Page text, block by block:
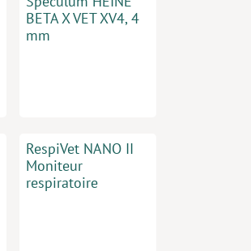
BETA X VET XV4, 4
mm
RespiVet NANO II
Moniteur
respiratoire